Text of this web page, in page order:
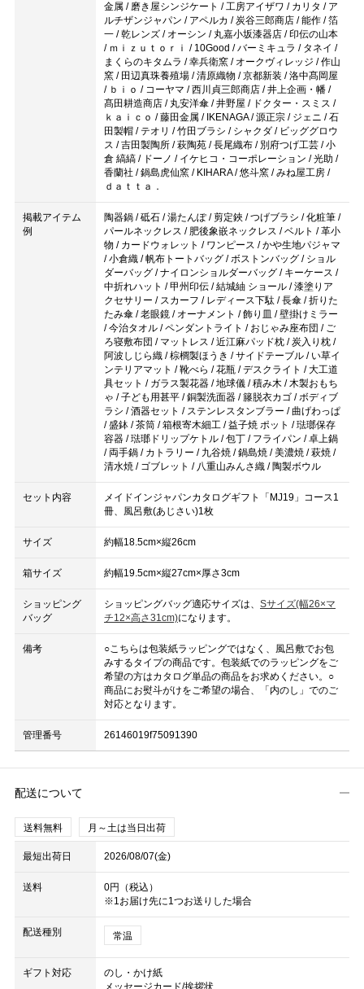
金属 / 磨き屋シンジケート / 工房アイザワ / カリタ / ア
ルチザンジャパン / アペルカ / 炭谷三郎商店 / 能作 / 箔
一 / 乾レンズ / オーシン / 丸嘉小坂漆器店 / 印伝の山本
/ ｍｉｚｕｔｏｒｉ / 10Good / バーミキュラ / タネイ /
まくらのキタムラ / 幸兵衛窯 / オークヴィレッジ / 作山
窯 / 田辺真珠養殖場 / 清原織物 / 京都新装 / 洛中髙岡屋
/ ｂｉｏ / コーヤマ / 西川貞三郎商店 / 井上企画・幡 /
髙田耕造商店 / 丸安洋傘 / 井野屋 / ドクター・スミス /
ｋａｉｃｏ / 藤田金属 / IKENAGA / 源正宗 / ジェニ / 石
田製帽 / テオリ / 竹田ブラシ / シャクダ / ビッググロウ
ス / 吉田製陶所 / 萩陶苑 / 長尾織布 / 別府つげ工芸 / 小
倉 縞縞 / ドーノ / イケヒコ・コーポレーション / 光助 /
香蘭社 / 鍋島虎仙窯 / KIHARA / 悠斗窯 / みね屋工房 /
ｄａｔｔａ．
掲載アイテム
例
陶器鍋 / 砥石 / 湯たんぽ / 剪定鋏 / つげブラシ / 化粧筆 /
パールネックレス / 肥後象嵌ネックレス / ベルト / 革小
物 / カードウォレット / ワンピース / かや生地パジャマ
/ 小倉織 / 帆布トートバッグ / ボストンバッグ / ショル
ダーバッグ / ナイロンショルダーバッグ / キーケース /
中折れハット / 甲州印伝 / 結城紬 ショール / 漆塗りア
クセサリー / スカーフ / レディース下駄 / 長傘 / 折りた
たみ傘 / 老眼鏡 / オーナメント / 飾り皿 / 壁掛けミラー
/ 今治タオル / ペンダントライト / おじゃみ座布団 / ご
ろ寝敷布団 / マットレス / 近江麻パッド枕 / 炭入り枕 /
阿波しじら織 / 棕櫚製ほうき / サイドテーブル / い草イ
ンテリアマット / 靴べら / 花瓶 / デスクライト / 大工道
具セット / ガラス製花器 / 地球儀 / 積み木 / 木製おもち
ゃ / 子ども用甚平 / 銅製洗面器 / 籐脱衣カゴ / ボディブ
ラシ / 酒器セット / ステンレスタンブラー / 曲げわっぱ
/ 盛鉢 / 茶筒 / 箱根寄木細工 / 益子焼 ポット / 琺瑯保存
容器 / 琺瑯ドリップケトル / 包丁 / フライパン / 卓上鍋
/ 両手鍋 / カトラリー / 九谷焼 / 鍋島焼 / 美濃焼 / 萩焼 /
清水焼 / ゴブレット / 八重山みんさ織 / 陶製ボウル
セット内容
メイドインジャパンカタログギフト「MJ19」コース1
冊、風呂敷(あじさい)1枚
サイズ 約幅18.5cm×縦26cm
箱サイズ 約幅19.5cm×縦27cm×厚さ3cm
ショッピング
バッグ
ショッピングバッグ適応サイズは、 Sサイズ(幅26×マ
チ12×高さ31cm)になります。
備考
○こちらは包装紙ラッピングではなく、風呂敷でお包
みするタイプの商品です。包装紙でのラッピングをご
希望の方はカタログ単品の商品をお求めください。○
商品にお熨斗がけをご希望の場合、「内のし」でのご
対応となります。
管理番号 26146019f75091390
配送について
送料無料 月～土は当日出荷
最短出荷日 2026/08/07(金)
送料
0円（税込）
※1お届け先に1つお送りした場合
配送種別 常温
ギフト対応
のし・かけ紙